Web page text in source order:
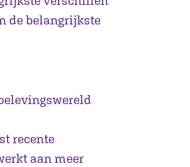
de belangrijkste
recente
aan meer